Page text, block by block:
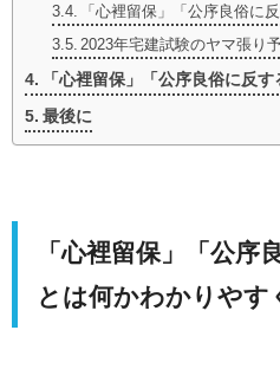
「心裡留保」「公序良俗に
2023年宅建試験のヤマ張り
「心裡留保」「公序良俗に反
最後に
「心裡留保」「公序
とは何かわかりやす